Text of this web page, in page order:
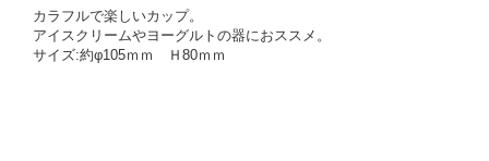
カラフルで楽しいカップ。
アイスクリームやヨーグルトの器におススメ。
サイズ:約φ105ｍｍ Ｈ80ｍｍ